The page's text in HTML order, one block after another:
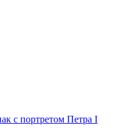
с портретом Петра I